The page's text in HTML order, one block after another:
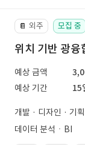
📔 외주 모집 중
위치 기반 광융
예상 금액
예상 기간
15
개발 · 디자인 · 기획
데이터 분석ㆍBI